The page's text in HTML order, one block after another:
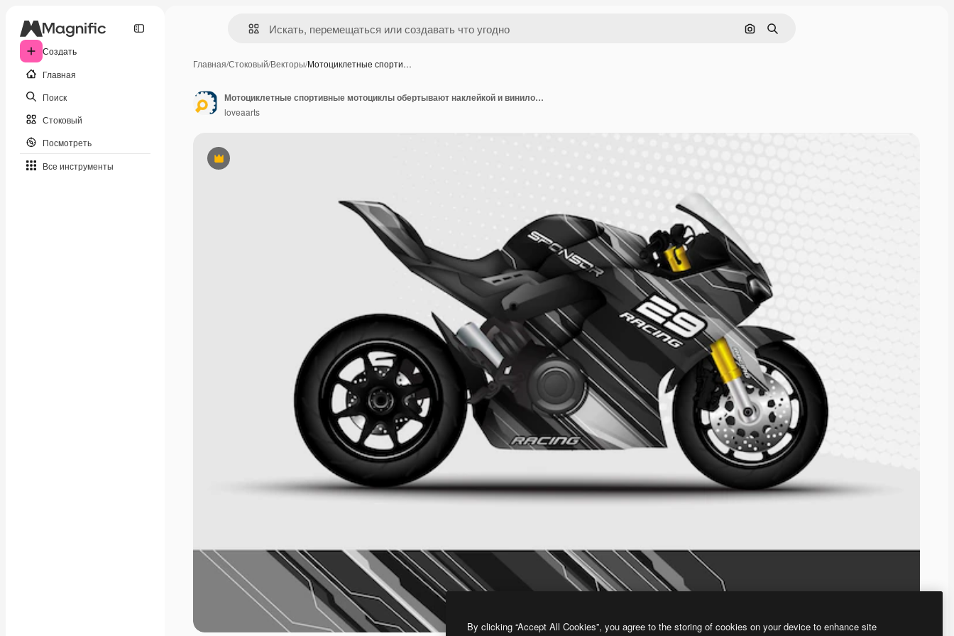
Создать
Главная
Поиск
Стоковый
Посмотреть
Все инструменты
Поиск по изображению
Поиск
Главная/Стоковый/Векторы/Мотоциклетные спорти…
Премиум
Мотоциклетные спортивные мотоциклы обертывают наклейкой и виниловой наклейкой
loveaarts
By clicking “Accept All Cookies”, you agree to the storing of cookies on your device to enhance site